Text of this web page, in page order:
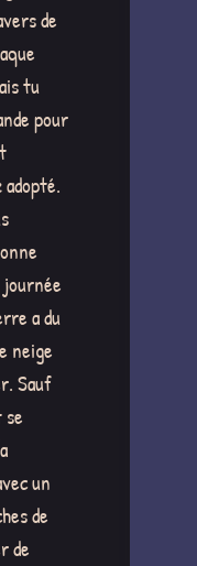
de
tu
pour
a du
neige
Sauf
un
de
de